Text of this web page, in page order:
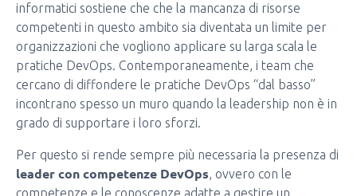
informatici sostiene che che la mancanza di risorse
competenti in questo ambito sia diventata un limite per
organizzazioni che vogliono applicare su larga scala le
pratiche DevOps. Contemporaneamente, i team che
cercano di diffondere le pratiche DevOps “dal basso”
incontrano spesso un muro quando la leadership non è in
grado di supportare i loro sforzi.
Per questo si rende sempre più necessaria la presenza di
leader con competenze DevOps, ovvero con le
competenze e le conoscenze adatte a gestire un